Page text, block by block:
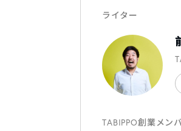
ライター
TABIPPO創業メン